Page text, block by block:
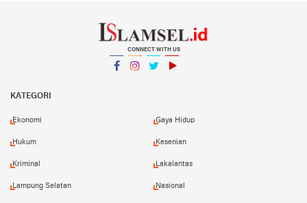
CONNECT WITH US
KATEGORI
Ekonomi Gaya Hidup
Hukum Kesenian
Kriminal Lakalantas
Lampung Selatan Nasional